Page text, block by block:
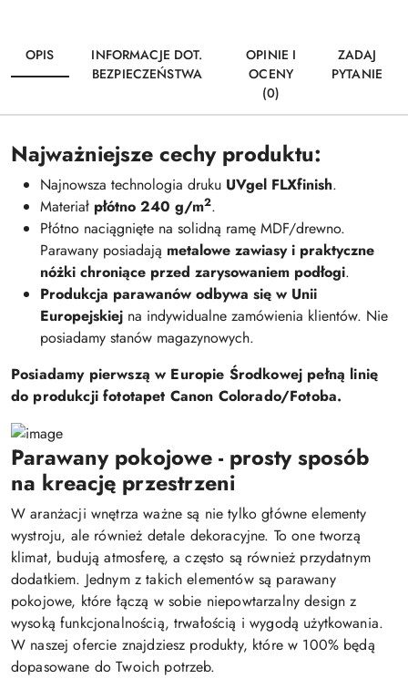
OPIS
INFORMACJE DOT.
BEZPIECZEŃSTWA
OPINIE I
OCENY
(0)
ZADAJ
PYTANIE
Najważniejsze cechy produktu:
Najnowsza technologia druku UVgel FLXfinish.
Materiał płótno 240 g/m2.
Płótno naciągnięte na solidną ramę MDF/drewno.
Parawany posiadają metalowe zawiasy i praktyczne
nóżki chroniące przed zarysowaniem podłogi.
Produkcja parawanów odbywa się w Unii
Europejskiej na indywidualne zamówienia klientów. Nie
posiadamy stanów magazynowych.
Posiadamy pierwszą w Europie Środkowej pełną linię
do produkcji fototapet Canon Colorado/Fotoba.
Parawany pokojowe - prosty sposób
na kreację przestrzeni
W aranżacji wnętrza ważne są nie tylko główne elementy
wystroju, ale również detale dekoracyjne. To one tworzą
klimat, budują atmosferę, a często są również przydatnym
dodatkiem. Jednym z takich elementów są parawany
pokojowe, które łączą w sobie niepowtarzalny design z
wysoką funkcjonalnością, trwałością i wygodą użytkowania.
W naszej ofercie znajdziesz produkty, które w 100% będą
dopasowane do Twoich potrzeb.